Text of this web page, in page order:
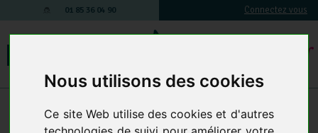
Nous utilisons des cookies
Ce site Web utilise des cookies et d'autres
01 85 36 04 90 Connectez vous
Matériel de nettoyage électrique Nettoyeur moquette -Autolaveuse à
moquettes